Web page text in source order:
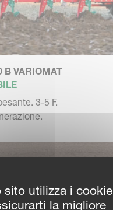
B VARIOMAT
3-5 F.
sito utilizza i cookie
la migliore